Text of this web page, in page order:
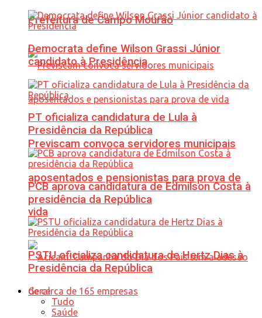
Prefeitura de Campo Mourão
Previscam convoca servidores municipais
aposentados e pensionistas para prova de
vida
Democrata define Wilson Grassi Júnior
candidato à Presidência
PT oficializa candidatura de Lula à
Presidência da República
PCB aprova candidatura de Edmilson Costa à
presidência da República
PSTU oficializa candidatura de Hertz Dias à
Presidência da República
Geral
Tudo
Saúde